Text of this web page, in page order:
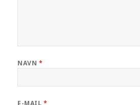
NAVN *
E-MAIL *